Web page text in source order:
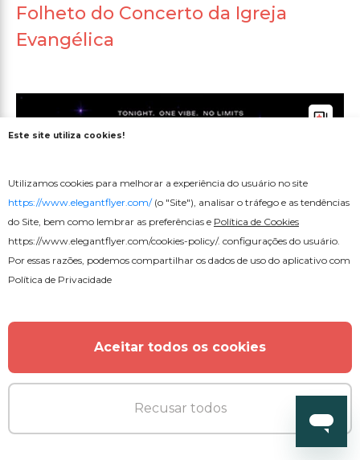
Folheto do Concerto da Igreja
Evangélica
Este site utiliza cookies!
Utilizamos cookies para melhorar a experiência do usuário no site
https://www.elegantflyer.com/(o "Site"), analisar o tráfego e as tendências
do Site, bem como lembrar as preferências e Política de Cookies
https://www.elegantflyer.com/cookies-policy/. configurações do usuário.
Por essas razões, podemos compartilhar os dados de uso do aplicativo com
Política de Privacidade
Aceitar todos os cookies
Recusar todos